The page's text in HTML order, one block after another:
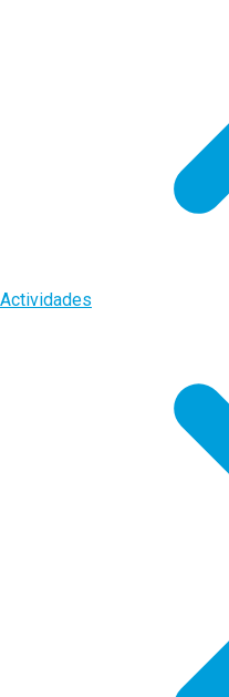
Actividades